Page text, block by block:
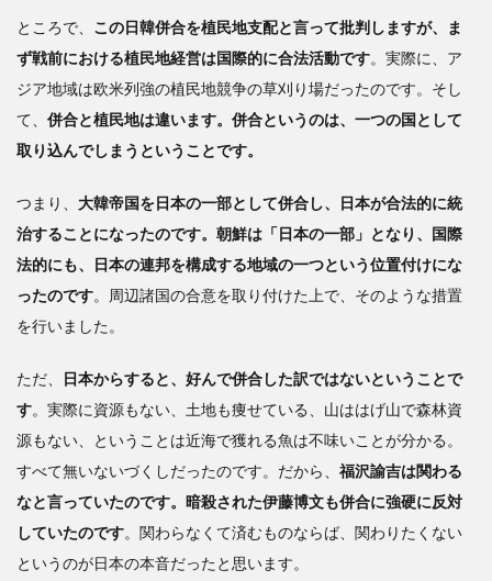
ところで、 この日韓併合を植民地支配と言って批判しますが、ま
ず戦前における植民地経営は国際的に合法活動です。実際に、ア
ジア地域は欧米列強の植民地競争の草刈り場だったのです。そし
て、 併合と植民地は違います。併合というのは、一つの国として
取り込んでしまうということです。
つまり、 大韓帝国を日本の一部として併合し、日本が合法的に統
治することになったのです。朝鮮は「日本の一部」となり、国際
法的にも、日本の連邦を構成する地域の一つという位置付けにな
ったのです。周辺諸国の合意を取り付けた上で、そのような措置
を行いました。
ただ、
日本からすると、好んで併合した訳ではないということで
す。実際に資源もない、土地も痩せている、山ははげ山で森林資
源もない、ということは近海で獲れる魚は不味いことが分かる。
すべて無いないづくしだったのです。だから、 福沢諭吉は関わる
なと言っていたのです。暗殺された伊藤博文も併合に強硬に反対
していたのです。関わらなくて済むものならば、関わりたくない
というのが日本の本音だったと思います。